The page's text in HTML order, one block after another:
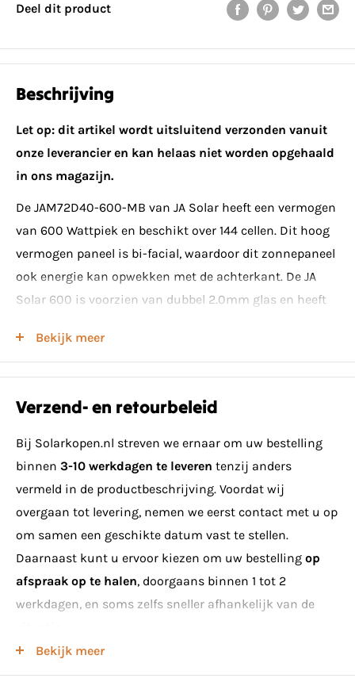
Deel dit product
Beschrijving
Let op: dit artikel wordt uitsluitend verzonden vanuit
onze leverancier en kan helaas niet worden opgehaald
in ons magazijn.
De JAM72D40-600-MB van JA Solar heeft een vermogen
van 600 Wattpiek en beschikt over 144 cellen. Dit hoog
vermogen paneel is bi-facial, waardoor dit zonnepaneel
ook energie kan opwekken met de achterkant. De JA
Solar 600 is voorzien van dubbel 2.0mm glas en heeft
stuks op een pallet.
Kenmerken van de JAM72D40-600-MB
230Wp/m2
N-Type
144 Cellen
Glas-Glas/Zilver-Wit
Zilver frame
MC4-EVO2A
Gewicht 31.8kg
Voordelen van N-Type zonnepanelen
Bekijk meer
Verzend- en retourbeleid
Bij Solarkopen.nl streven we ernaar om uw bestelling
binnen 3-10 werkdagen te leveren tenzij anders
vermeld in de productbeschrijving. Voordat wij
overgaan tot levering, nemen we eerst contact met u op
om samen een geschikte datum vast te stellen.
Daarnaast kunt u ervoor kiezen om uw bestelling op
afspraak op te halen, doorgaans binnen 1 tot 2
werkdagen, en soms zelfs sneller afhankelijk van de
Minimumeisen voor levering van zonnepanelen
Bekijk meer